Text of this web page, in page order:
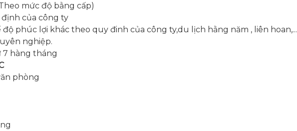
mức độ bằng cấp)
của công ty
phúc lợi khác theo quy đinh của công ty,du lịch hằng năm , liên hoan,...
nghiệp.
7 hàng tháng
phòng